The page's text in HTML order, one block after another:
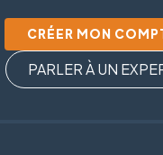
CRÉER MON
PARLER À UN